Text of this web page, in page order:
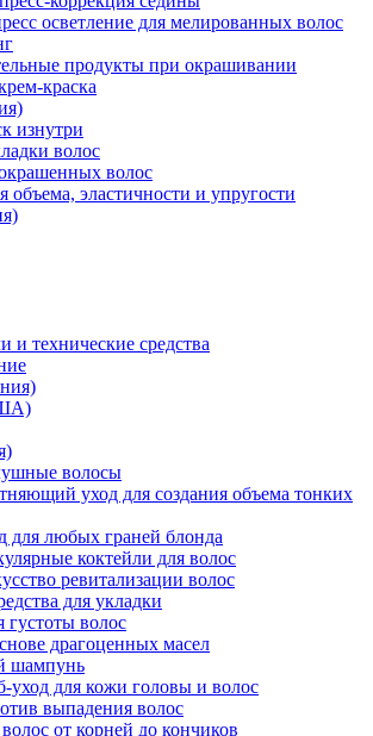
осветление для мелированных волос
продукты при окрашивании
краска
изнутри
волос
волос
объема, эластичности и упругости
и технические средства
волосы
уход для создания объема тонких
для любых граней блонда
коктейли для волос
ревитализации волос
для укладки
густоты волос
драгоценных масел
шампунь
уход для кожи головы и волос
выпадения волос
от корней до кончиков